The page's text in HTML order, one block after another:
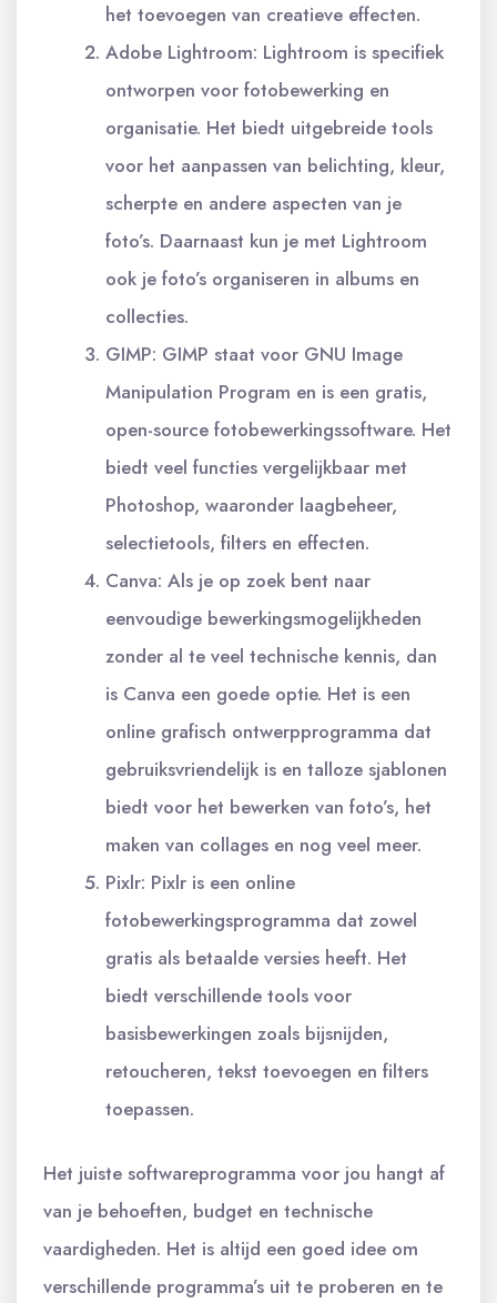
het toevoegen van creatieve effecten.
Adobe Lightroom: Lightroom is specifiek
ontworpen voor fotobewerking en
organisatie. Het biedt uitgebreide tools
voor het aanpassen van belichting, kleur,
scherpte en andere aspecten van je
foto’s. Daarnaast kun je met Lightroom
ook je foto’s organiseren in albums en
collecties.
GIMP: GIMP staat voor GNU Image
Manipulation Program en is een gratis,
open-source fotobewerkingssoftware. Het
biedt veel functies vergelijkbaar met
Photoshop, waaronder laagbeheer,
selectietools, filters en effecten.
Canva: Als je op zoek bent naar
eenvoudige bewerkingsmogelijkheden
zonder al te veel technische kennis, dan
is Canva een goede optie. Het is een
online grafisch ontwerpprogramma dat
gebruiksvriendelijk is en talloze sjablonen
biedt voor het bewerken van foto’s, het
maken van collages en nog veel meer.
Pixlr: Pixlr is een online
fotobewerkingsprogramma dat zowel
gratis als betaalde versies heeft. Het
biedt verschillende tools voor
basisbewerkingen zoals bijsnijden,
retoucheren, tekst toevoegen en filters
toepassen.
Het juiste softwareprogramma voor jou hangt af
van je behoeften, budget en technische
vaardigheden. Het is altijd een goed idee om
verschillende programma’s uit te proberen en te